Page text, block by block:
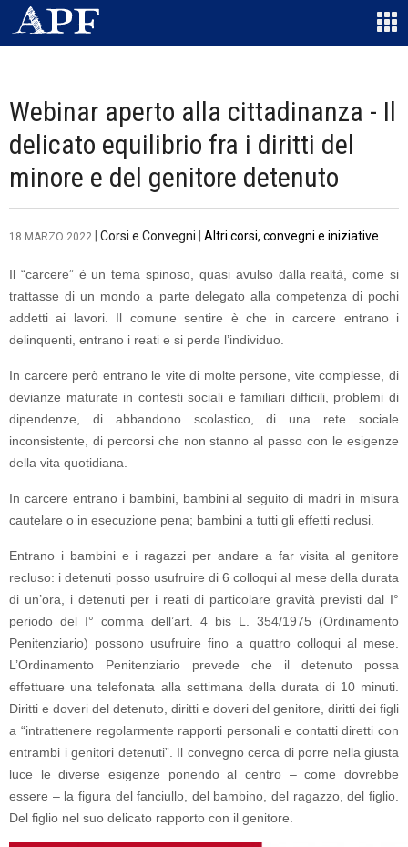
Webinar aperto alla cittadinanza - Il
delicato equilibrio fra i diritti del
minore e del genitore detenuto
18 MARZO 2022 Corsi e Convegni Altri corsi, convegni e iniziative
Il “carcere” è un tema spinoso, quasi avulso dalla realtà, come si
trattasse di un mondo a parte delegato alla competenza di pochi
addetti ai lavori. Il comune sentire è che in carcere entrano i
delinquenti, entrano i reati e si perde l’individuo.
In carcere però entrano le vite di molte persone, vite complesse, di
devianze maturate in contesti sociali e familiari difficili, problemi di
dipendenze, di abbandono scolastico, di una rete sociale
inconsistente, di percorsi che non stanno al passo con le esigenze
della vita quotidiana.
In carcere entrano i bambini, bambini al seguito di madri in misura
cautelare o in esecuzione pena; bambini a tutti gli effetti reclusi.
Entrano i bambini e i ragazzi per andare a far visita al genitore
recluso: i detenuti posso usufruire di 6 colloqui al mese della durata
di un’ora, i detenuti per i reati di particolare gravità previsti dal I°
periodo del I° comma dell’art. 4 bis L. 354/1975 (Ordinamento
Penitenziario) possono usufruire fino a quattro colloqui al mese.
L’Ordinamento Penitenziario prevede che il detenuto possa
effettuare una telefonata alla settimana della durata di 10 minuti.
Diritti e doveri del detenuto, diritti e doveri del genitore, diritti dei figli
a “intrattenere regolarmente rapporti personali e contatti diretti con
entrambi i genitori detenuti”. Il convegno cerca di porre nella giusta
luce le diverse esigenze ponendo al centro – come dovrebbe
essere – la figura del fanciullo, del bambino, del ragazzo, del figlio.
Del figlio nel suo delicato rapporto con il genitore.